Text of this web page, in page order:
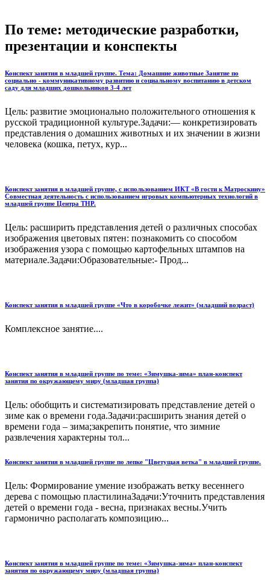
По теме: методические разработки,
презентации и конспекты
Конспект занятия в младшей группе. Тема: Домашние животные Занятие по
социально - коммуникативному развитию и социальному воспитанию в детском
саду для младших дошкольников 3-4 лет
Цель: развитие эмоционально положительного отношения к
русской традиционной культуре.Задачи:— конкретизировать
представления о домашних животных и их значении в жизни
человека (кошка, петух, кур...
Конспект занятия в младшей группе, с использованием ИКТ «В гости к Матроскину»
Совместная деятельность с использованием игровых компьютерных технологий в
младшей группе Центра ТНР.
Цель: расширить представления детей о различных способах
изображения цветовых пятен: познакомить со способом
изображения узора с помощью картофельных штампов на
материале.Задачи:Образовательные:- Прод...
Конспект занятия в младшей группе «Что в коробочке лежит» (младший возраст)
Комплексное занятие....
Конспект занятия в младшей группе по теме: «Зимушка-зима» план-конспект
занятия по окружающему миру (младшая группа)
Цель: обобщить и систематизировать представление детей о
зиме как о времени года.Задачи:расширить знания детей о
времени года – зима;закрепить понятие, что зимние
развлечения характерны тол...
Конспект занятия в младшей группе по лепке "Цветущая ветка" в младшей группе.
Цель: Формирование умение изображать ветку весеннего
дерева с помощью пластилинаЗадачи:Уточнить представления
детей о времени года - весна, признаках весны.Учить
гармонично располагать композицию...
Конспект занятия в младшей группе по теме: «Зимушка-зима» план-конспект
занятия по окружающему миру (младшая группа)